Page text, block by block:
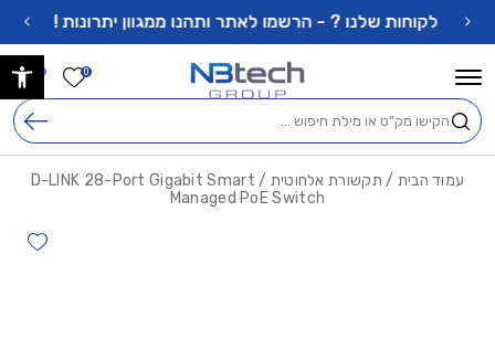
Skip to Content
לקוחות שלנו ? - הרשמו לאתר ותהנו ממגוון יתרונות !
0 הרשימה
חיפוש
עמוד הבית / תקשורת אלחוטית
/ D-LINK 28-Port Gigabit Smart
Managed PoE Switch
בחזרה למעלה